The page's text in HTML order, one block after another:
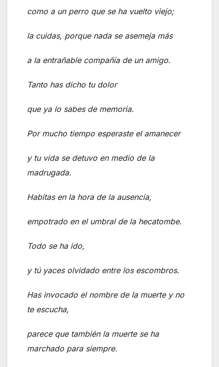
como a un perro que se ha vuelto viejo;
la cuidas, porque nada se asemeja más
a la entrañable compañía de un amigo.
Tanto has dicho tu dolor
que ya lo sabes de memoria.
Por mucho tiempo esperaste el amanecer
y tu vida se detuvo en medio de la
madrugada.
Habitas en la hora de la ausencia,
empotrado en el umbral de la hecatombe.
Todo se ha ido,
y tú yaces olvidado entre los escombros.
Has invocado el nombre de la muerte y no
te escucha,
parece que también la muerte se ha
marchado para siempre.